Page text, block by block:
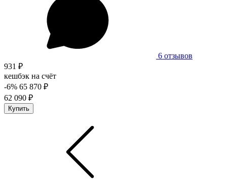
6 отзывов
931 ₽
кешбэк на счёт
-6% 65 870 ₽
62 090 ₽
Купить